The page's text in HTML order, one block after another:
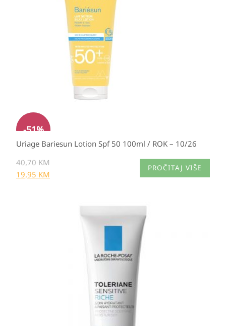
-51%
Uriage Bariesun Lotion Spf 50 100ml / ROK – 10/26
40,70KM
19,95 KM
PROČITAJ VIŠE